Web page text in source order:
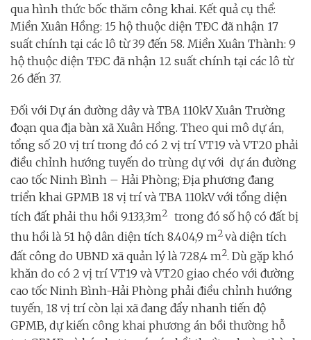
qua hình thức bốc thăm công khai. Kết quả cụ thể:
Miền Xuân Hồng: 15 hộ thuộc diện TĐC đã nhận 17
suất chính tại các lô từ 39 đến 58. Miền Xuân Thành: 9
hộ thuộc diện TĐC đã nhận 12 suất chính tại các lô từ
26 đến 37.
Đối với Dự án đường dây và TBA 110kV Xuân Trường
đoạn qua địa bàn xã Xuân Hồng. Theo qui mô dự án,
tổng số 20 vị trí trong đó có 2 vị trí VT19 và VT20 phải
điều chỉnh hướng tuyến do trùng dự với dự án đường
cao tốc Ninh Bình – Hải Phòng; Địa phương đang
triển khai GPMB 18 vị trí và TBA 110kV với tổng diện
tích đất phải thu hồi 9.133,3m2 trong đó số hộ có đất bị
thu hồi là 51 hộ dân diện tích 8.404,9 m2và diện tích
đất công do UBND xã quản lý là 728,4 m2. Dù gặp khó
khăn do có 2 vị trí VT19 và VT20 giao chéo với đường
cao tốc Ninh Bình-Hải Phòng phải điều chỉnh hướng
tuyến, 18 vị trí còn lại xã đang đẩy nhanh tiến độ
GPMB, dự kiến công khai phương án bồi thường hỗ